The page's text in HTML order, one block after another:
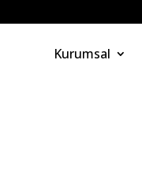
Kurumsal